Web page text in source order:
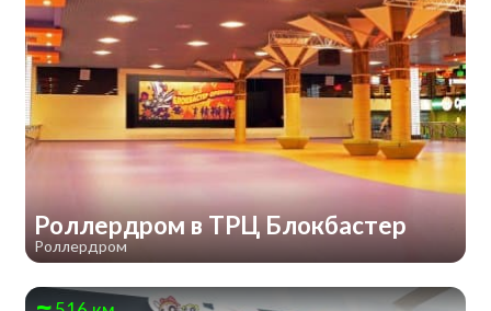
Роллердром в ТРЦ Блокбастер
Роллердром